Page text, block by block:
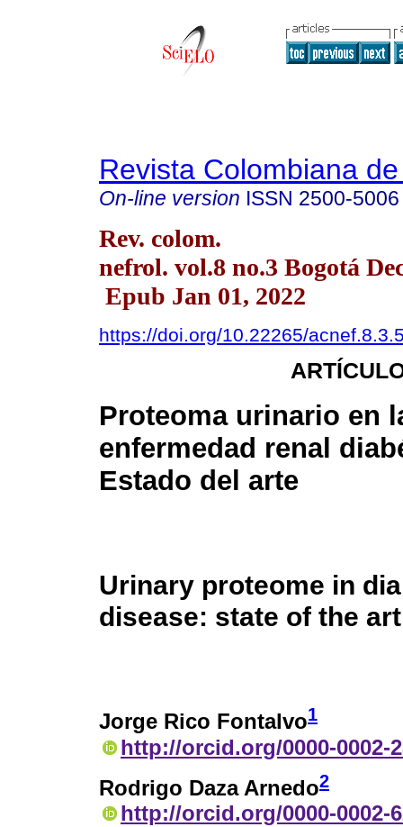
Revista Colombiana
On-line version ISSN 2500-5006
Rev. colom.
nefrol. vol.8 no.3 Bogotá
Epub Jan 01, 2022
https://doi.org/10.22265/
Proteoma urinario en
enfermedad renal
Estado del arte
Urinary proteome in
disease: state of the art
Jorge Rico Fontalvo1
http://orcid.org/0000-0002-
Rodrigo Daza Arnedo2
http://orcid.org/0000-0002-